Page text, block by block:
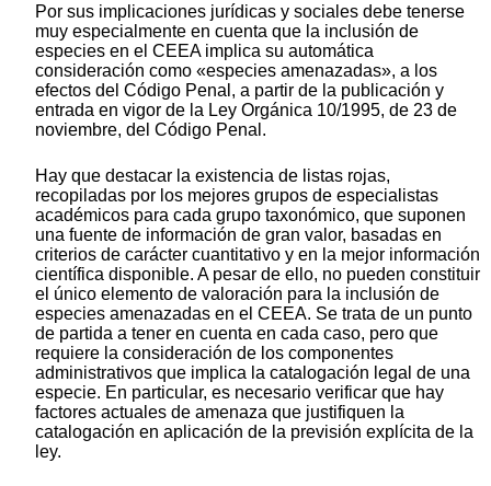
Por sus implicaciones jurídicas y sociales debe tenerse
muy especialmente en cuenta que la inclusión de
especies en el CEEA implica su automática
consideración como «especies amenazadas», a los
efectos del Código Penal, a partir de la publicación y
entrada en vigor de la Ley Orgánica 10/1995, de 23 de
noviembre, del Código Penal.
Hay que destacar la existencia de listas rojas,
recopiladas por los mejores grupos de especialistas
académicos para cada grupo taxonómico, que suponen
una fuente de información de gran valor, basadas en
criterios de carácter cuantitativo y en la mejor información
científica disponible. A pesar de ello, no pueden constituir
el único elemento de valoración para la inclusión de
especies amenazadas en el CEEA. Se trata de un punto
de partida a tener en cuenta en cada caso, pero que
requiere la consideración de los componentes
administrativos que implica la catalogación legal de una
especie. En particular, es necesario verificar que hay
factores actuales de amenaza que justifiquen la
catalogación en aplicación de la previsión explícita de la
ley.